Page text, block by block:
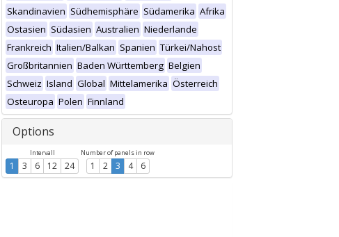
Skandinavien Südhemisphäre Südamerika Afrika
Ostasien Südasien Australien Niederlande
Frankreich Italien/Balkan Spanien Türkei/Nahost
Großbritannien Baden Württemberg Belgien
Schweiz Island Global Mittelamerika Österreich
Osteuropa Polen Finnland
Options
Intervall
1 3 6 12 24
Number of panels in row
1 2 3 4 6